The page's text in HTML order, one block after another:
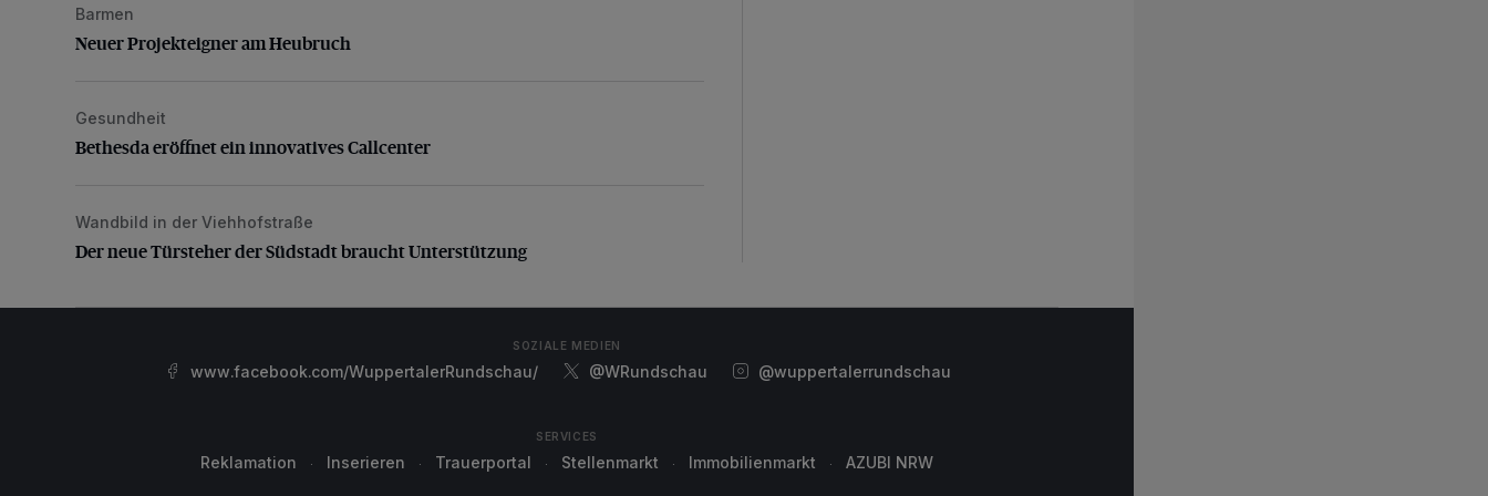
Neuer Projekteigner am Heubruch
Barmen
Neuer Projekteigner am Heubruch
Bethesda eröffnet ein innovatives Callcenter
Gesundheit
Bethesda eröffnet ein innovatives Callcenter
Der neue Türsteher der Südstadt braucht Unterstützung
Wandbild in der Viehhofstraße
Der neue Türsteher der Südstadt braucht Unterstützung
SOZIALE MEDIEN
www.facebook.com/WuppertalerRundschau/ @WRundschau @wuppertalerrundschau
SERVICES
Reklamation Inserieren Trauerportal Stellenmarkt Immobilienmarkt AZUBI NRW